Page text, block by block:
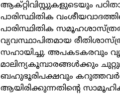
ആക്റ്റിവിസ്റ്റുകളുടെയും
പാരിസ്ഥിതിക
പാരിസ്ഥിതിക
വ്യവസ്ഥാപിതമായ
സഹായിച്ചു. അപകടകരവും
മാലിന്യകൂമ്പാരങ്ങൾക്കും
ബഹുഭൂരിപക്ഷവും
ആയിരിക്കുന്നതിന്റെ